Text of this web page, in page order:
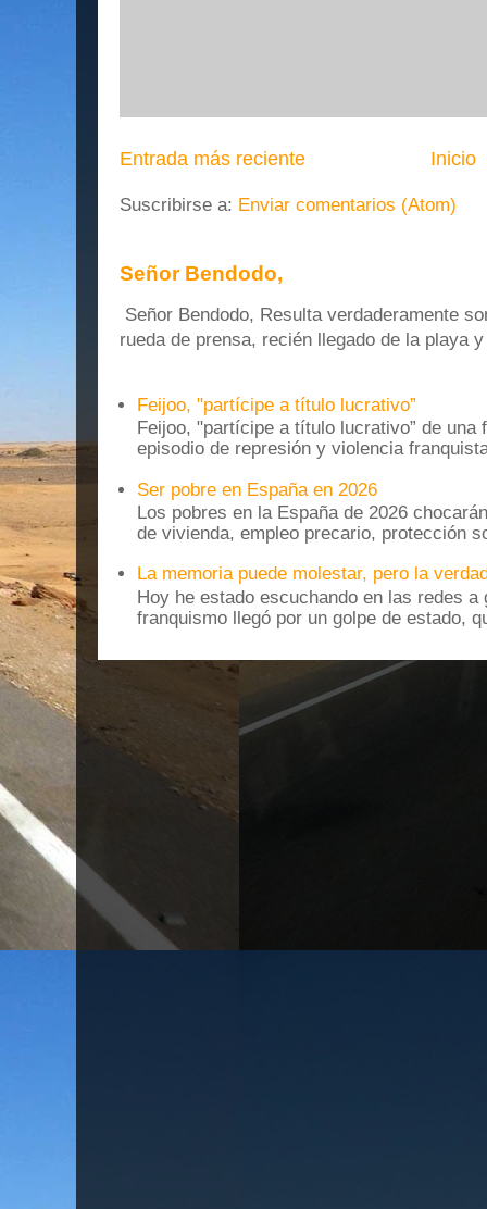
Entrada más reciente Inicio
Suscribirse a: Enviar comentarios (Atom)
Señor Bendodo,
Señor Bendodo, Resulta verdaderamente
rueda de prensa, recién llegado de la playa
Feijoo, "partícipe a título lucrativo”
Feijoo, "partícipe a título lucrativo” de una
episodio de represión y violencia
Ser pobre en España en 2026
Los pobres en la España de 2026
de vivienda, empleo precario, protección
La memoria puede molestar, pero la
Hoy he estado escuchando en las redes a
franquismo llegó por un golpe de estado,